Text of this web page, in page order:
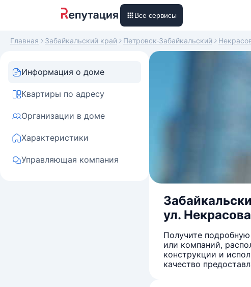
Все сервисы
Главная Забайкальский край Петровск-Забайкальский
Информация о доме
Квартиры по адресу
Организации в доме
Характеристики
Управляющая компания
ул.
Получите
или компаний,
конструкции и
качество